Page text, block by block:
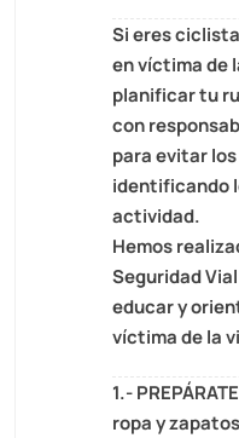
Si eres
en víctima de
planificar tu
con
para evitar
identificando
actividad.
Hemos
Seguridad
educar y
víctima de la
1.-
ropa y